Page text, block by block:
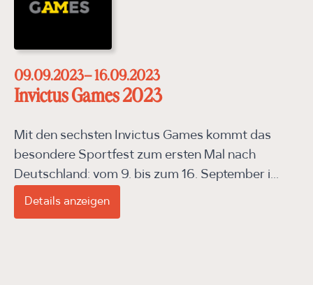
09.09.2023– 16.09.2023
Invictus Games 2023
Mit den sechsten Invictus Games kommt das
besondere Sportfest zum ersten Mal nach
Deutschland: vom 9. bis zum 16. September i...
Details anzeigen